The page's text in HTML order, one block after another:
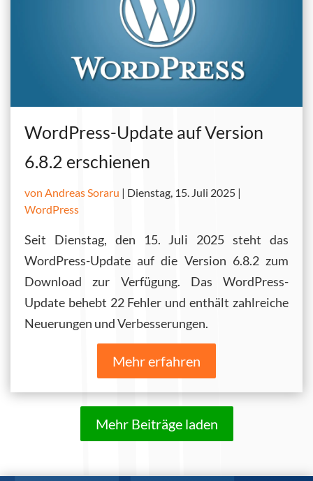
WordPress-Update auf Version
6.8.2 erschienen
von Andreas Soraru | Dienstag, 15. Juli 2025 |
WordPress
Seit Dienstag, den 15. Juli 2025 steht das
WordPress-Update auf die Version 6.8.2 zum
Download zur Verfügung. Das WordPress-
Update behebt 22 Fehler und enthält zahlreiche
Neuerungen und Verbesserungen.
Mehr erfahren
Mehr Beiträge laden